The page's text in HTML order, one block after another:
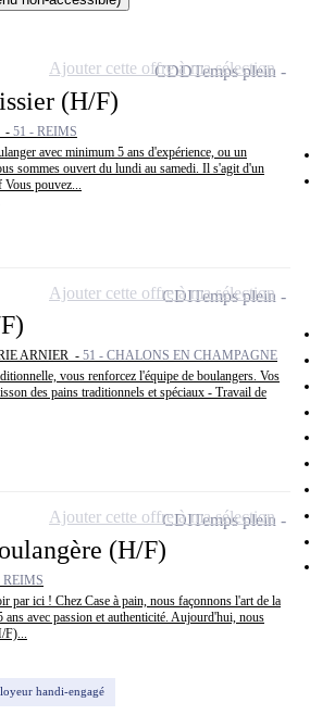
(H/F)
- 51 - REIMS
avec minimum 5 ans d'expérience, ou un
sommes ouvert du lundi au samedi. Il s'agit d'un
pouvez...
CDDTemps plein
Ajouter cette offre à ma sélection
ARNIER - 51 - CHALONS EN CHAMPAGNE
vous renforcez l'équipe de boulangers. Vos
des pains traditionnels et spéciaux - Travail de
CDITemps plein
Ajouter cette offre à ma sélection
(H/F)
REIMS
par ici ! Chez Case à pain, nous façonnons l'art de la
ans avec passion et authenticité. Aujourd'hui, nous
F)...
handi-engagé
CDITemps plein
Ajouter cette offre à ma sélection